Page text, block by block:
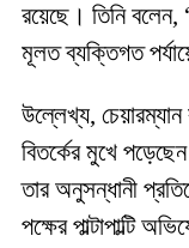
রয়েছে। তিনি বলেন,
মূলত ব্যক্তিগত
উল্লেখ্য, চেয়ারম্যান
বিতর্কের মুখে
তার অনুসন্ধানী
পক্ষের পাল্টাপাল্টি